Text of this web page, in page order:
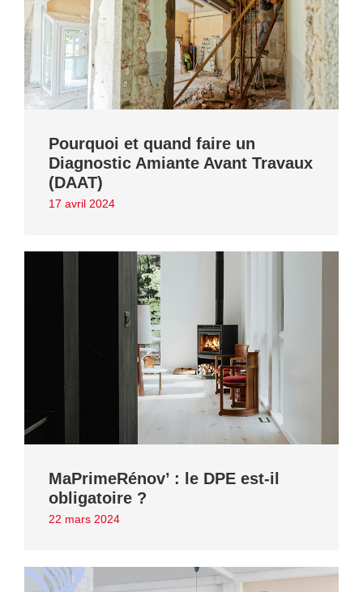
Pourquoi et quand faire un
Diagnostic Amiante Avant Travaux
(DAAT)
17 avril 2024
MaPrimeRénov’ : le DPE est-il
obligatoire ?
22 mars 2024